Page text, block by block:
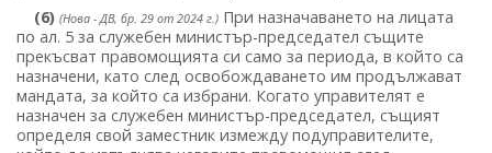
(6) (Нова - ДВ, бр. 29 от 2024 г.) При назначаването на лицата
по ал. 5 за служебен министър-председател същите
прекъсват правомощията си само за периода, в който са
назначени, като след освобождаването им продължават
мандата, за който са избрани. Когато управителят е
назначен за служебен министър-председател, същият
определя свой заместник измежду подуправителите,